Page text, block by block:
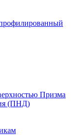
Призма
(ПНД)